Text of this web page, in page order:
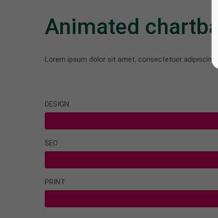
Animated
Lorem ipsum dolor sit amet, consectetuer
DESIGN
SEO
PRINT